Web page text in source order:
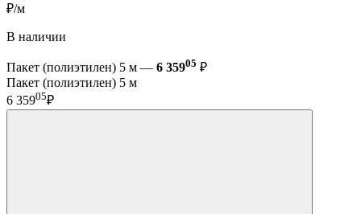
₽/м
В наличии
Пакет (полиэтилен) 5 м — 6 35905 ₽
Пакет (полиэтилен) 5 м
6 35905₽